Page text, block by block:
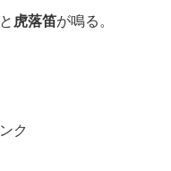
虎落笛が鳴る。
ク